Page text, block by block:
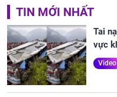
TIN MỚI NHẤT
Tai
vực
Video